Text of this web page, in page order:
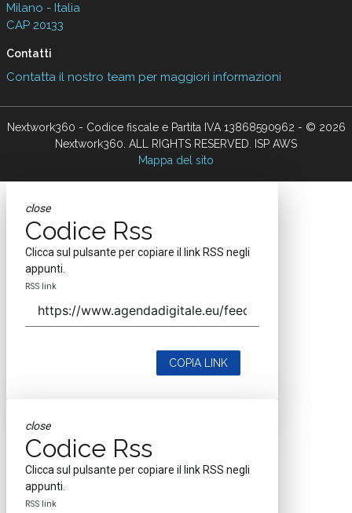
Milano - Italia
CAP 20133
Contatti
Contatta il nostro team per maggiori informazioni
Nextwork360 - Codice fiscale e Partita IVA 13868590962 - © 2026
Nextwork360. ALL RIGHTS RESERVED. ISP AWS
Mappa del sito
close
Codice Rss
Clicca sul pulsante per copiare il link RSS negli
appunti.
RSS link
COPIA LINK
close
Codice Rss
Clicca sul pulsante per copiare il link RSS negli
appunti.
RSS link